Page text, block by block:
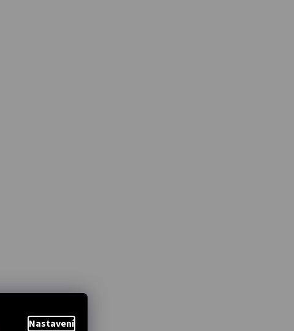
Nastavení